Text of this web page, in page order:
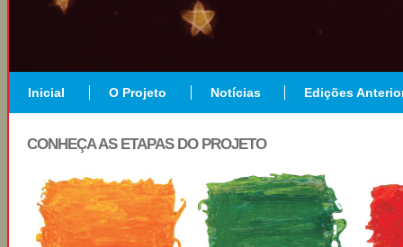
Inicial O Projeto Notícias Edições
CONHEÇA AS ETAPAS DO PROJETO